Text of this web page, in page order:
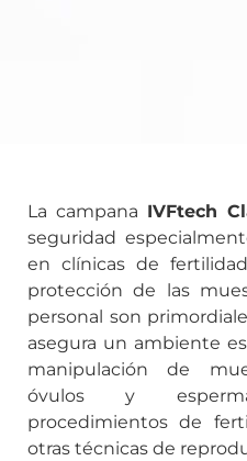
La campana IVFtech
seguridad
en clínicas de
protección de las
personal son
asegura un ambiente
manipulación de
óvulos y
procedimientos de
otras técnicas de